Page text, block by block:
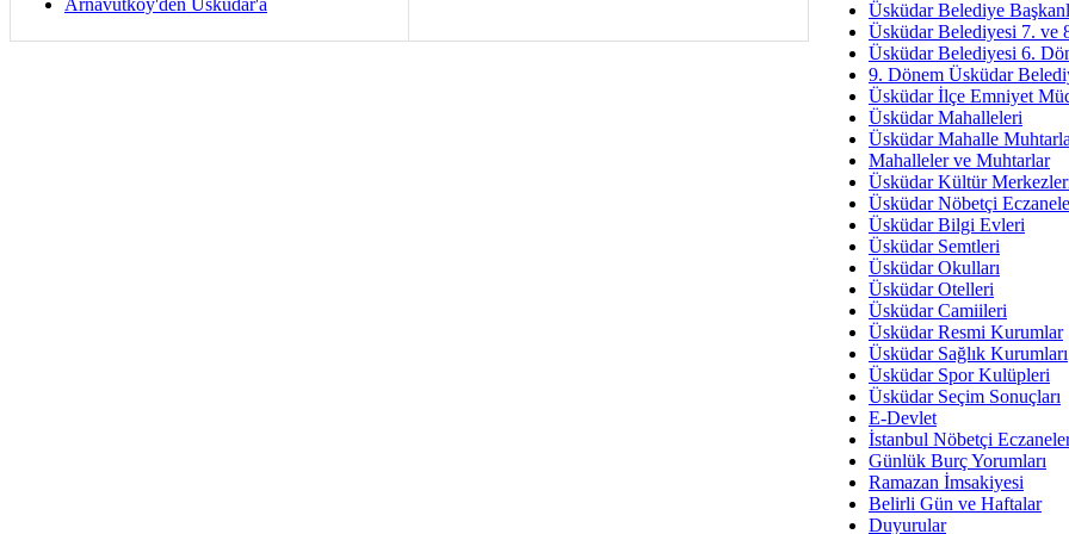
Arnavutköy'den Üsküdar'a
Av.
İmar Sorunlarının Genel
Arakan
Bayramın
Ruhsal
Üsküdar
Üsküdar Belediye
Üsküdar Belediyesi 7. ve
Üsküdar Belediyesi 6.
9. Dönem Üsküdar
Üsküdar İlçe Emniyet
Üsküdar Mahalleleri
Üsküdar Mahalle
Mahalleler ve Muhtarlar
Üsküdar Kültür
Üsküdar Nöbetçi
Üsküdar Bilgi Evleri
Üsküdar Semtleri
Üsküdar Okulları
Üsküdar Otelleri
Üsküdar Camiileri
Üsküdar Resmi Kurumlar
Üsküdar Sağlık Kurumları
Üsküdar Spor Kulüpleri
Üsküdar Seçim Sonuçları
E-Devlet
İstanbul Nöbetçi
Günlük Burç Yorumları
Ramazan İmsakiyesi
Belirli Gün ve Haftalar
Duyurular